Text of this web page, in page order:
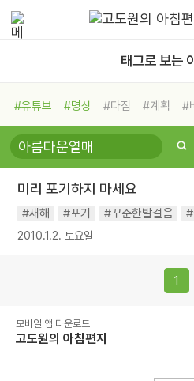
태그로 보는
#유튜브 #명상 #다짐 #계획 #
#비전캠프
#독서캠프 #삶
#희망
#나눔 #친구 #링컨학교
#독서
#건강 #면역력
미리 포기하지 마세요
#새해 #포기 #꾸준한발걸음
2010.1.2. 토요일
1
모바일 앱 다운로드
고도원의 아침편지